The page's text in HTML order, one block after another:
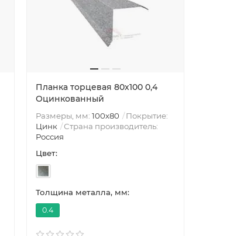
Планка торцевая 80х100 0,4
Оцинкованный
Размеры, мм: 100х80
Покрытие:
Цинк
Страна производитель:
Россия
Цвет:
Толщина металла, мм:
0.4